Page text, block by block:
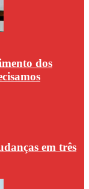
dos
em três